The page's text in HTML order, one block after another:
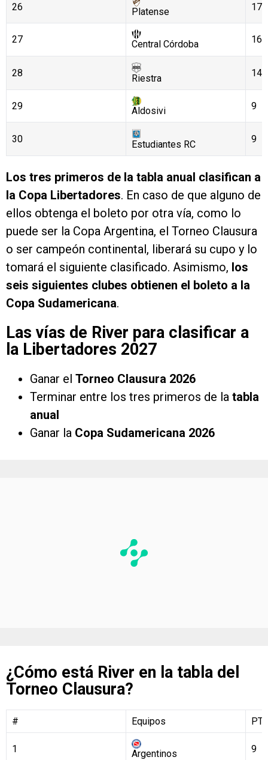
26 Platense 17
27 Central Córdoba 16
28 Riestra 14
29 Aldosivi 9
30 Estudiantes RC 9
Los tres primeros de la tabla anual clasifican a
la Copa Libertadores. En caso de que alguno de
ellos obtenga el boleto por otra vía, como lo
puede ser la Copa Argentina, el Torneo Clausura
o ser campeón continental, liberará su cupo y lo
tomará el siguiente clasificado. Asimismo, los
seis siguientes clubes obtienen el boleto a la
Copa Sudamericana.
Las vías de River para clasificar a
la Libertadores 2027
Ganar el Torneo Clausura 2026
Terminar entre los tres primeros de la tabla
anual
Ganar la Copa Sudamericana 2026
¿Cómo está River en la tabla del
Torneo Clausura?
# Equipos
1 Argentinos 9